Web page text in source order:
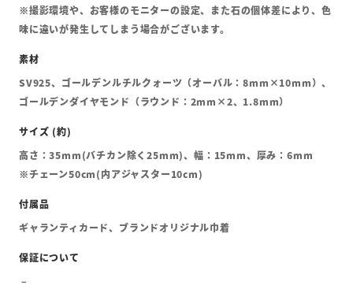
※撮影環境や、お客様のモニターの設定、また石の個体差により、色
味に違いが発生してしまう場合がございます。
SV925、ゴールデンルチルクォーツ（オーバル：8mm×10mm）、
ゴールデンダイヤモンド（ラウンド：2mm×2、1.8mm）
高さ：35mm(バチカン除く25mm)、幅：15mm、厚み：6mm
※チェーン50cm(内アジャスター10cm)
ギャランティカード、ブランドオリジナル巾着